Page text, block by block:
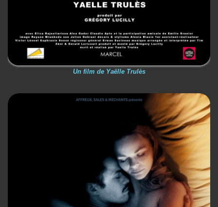
Un film de Yaëlle Trulès